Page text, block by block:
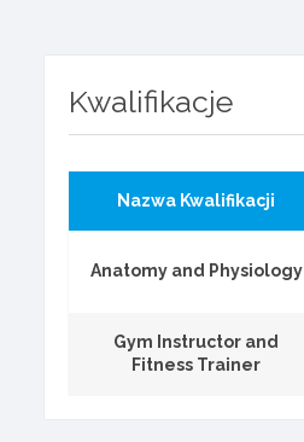
Kwalifikacje
Nazwa Kwalifikacji
Anatomy and Physiology
Gym Instructor and
Fitness Trainer